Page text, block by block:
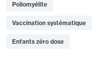
Poliomyélite
Vaccination systématique
Enfants zéro dose